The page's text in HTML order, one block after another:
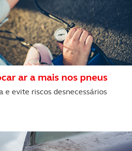
ar a mais nos pneus
e evite riscos desnecessários